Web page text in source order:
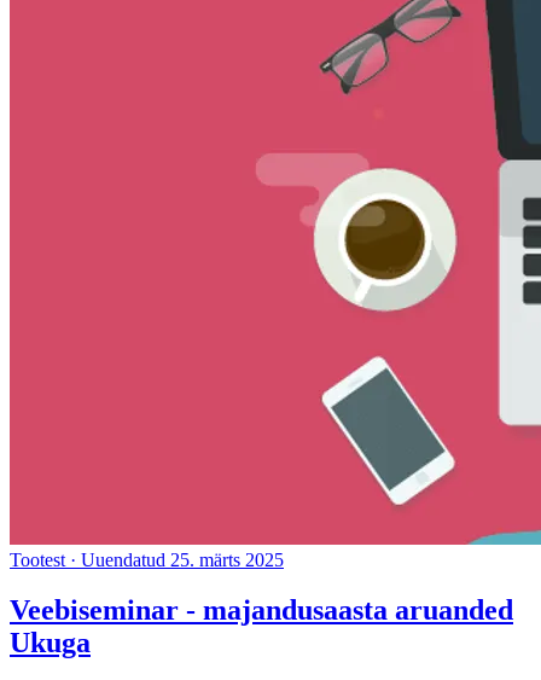
Tootest · Uuendatud 25. märts 2025
Veebiseminar - majandusaasta aruanded
Ukuga